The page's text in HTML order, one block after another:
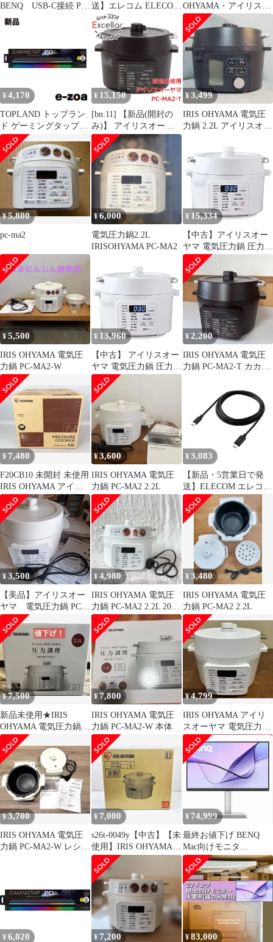
BENQ USB-C接続 PC
モニター ［27型 /
使用 送料無料
送】エレコム ELECOM
MPA-CCMA20BK マグ
ネット 充電ケーブル
USB－C 60W PD対応
着脱式コネクタ ブレー
カー内蔵 2m ブラック
MPACCMA20BK【沖縄
離島販売不可】
OHYAMA・アイリスオ
ーヤマ・PC-MA2-W・
電気圧力鍋・圧力調
理・無水調理・低温調
理
¥ 4,170
TOPLAND トップラン
ド ゲーミングタップ
PD20W 6個口2m
UMA20-BK (2587025)
¥ 15,150
[bn:11] 【新品(開封の
み)】 アイリスオーヤ
マ 電気圧力鍋 2.2L
PC-MA2-T カカオブ
ラウン
¥3,499
IRIS OHYAMA 電気圧
力鍋 2.2L アイリスオー
¥5,800
pc-ma2
¥6,000
電気圧力鍋2.2L
IRISOHYAMA PC-MA2
¥ 15,334
【中古】アイリスオー
ヤマ 電気圧力鍋 圧力鍋
2.2L 2WAYタイプ グリ
ル鍋 6種類自動メニュ
ー 65メニュー掲載レシ
ピブック付き ホワイト
PC-MA2-W
¥5,500
IRIS OHYAMA 電気圧
力鍋 PC-MA2-W
¥ 13,960
【中古】 アイリスオー
ヤマ 電気圧力鍋 圧力鍋
2.2L 2WAYタイプ グリ
ル鍋 6種類自動メニュ
ー 65メニュー掲載レシ
ピブック付き ホワイト
PC-MA2-W
¥2,200
IRIS OHYAMA 電気圧
力鍋 PC-MA2-T カカオ
¥7,480
F20CB10 未開封 未使用
IRIS OHYAMA アイリ
スオーヤマ 電気圧力鍋
PC-MA2-T 2.2L カカオ
ブラウン
¥3,600
IRIS OHYAMA 電気圧
力鍋 PC-MA2 2.2L
¥ 3,083
【新品・5営業日で発
送】ELECOM エレコム
USB Type-Cケーブル／
着脱式マグネット／
2.0m／ブラック(MPA-
CCMA20BK)
¥3,500
【美品】アイリスオー
ヤマ 電気圧力鍋 PC-
MA2 2.2L 2020年製
¥4,980
IRIS OHYAMA 電気圧
力鍋 PC-MA2 2.2L 2021
年製
¥3,480
IRIS OHYAMA 電気圧
力鍋 PC-MA2 2.2L
¥7,500
新品未使用★IRIS
OHYAMA 電気圧力鍋
PC-MA2-W 本体レシピ
本
¥7,800
IRIS OHYAMA 電気圧
力鍋 PC-MA2-W 本体
¥4,799
IRIS OHYAMA アイリ
スオーヤマ 電気圧力鍋
PC-MA2-W ホワイト
¥3,700
IRIS OHYAMA 電気圧
力鍋 PC-MA2-W レシピ
¥7,000
s26t-0049y【中古】【未
使用】IRIS OHYAMA
アイリスオーヤマ 電
気圧力鍋 2.2L ホワ
イト PC-MA2
¥ 74,999
最終お値下げ BENQ
Mac向けモニタ
ー.MA270UP⭐︎新品未開
封
¥ 6,020 ¥ 7,200 ¥83,000